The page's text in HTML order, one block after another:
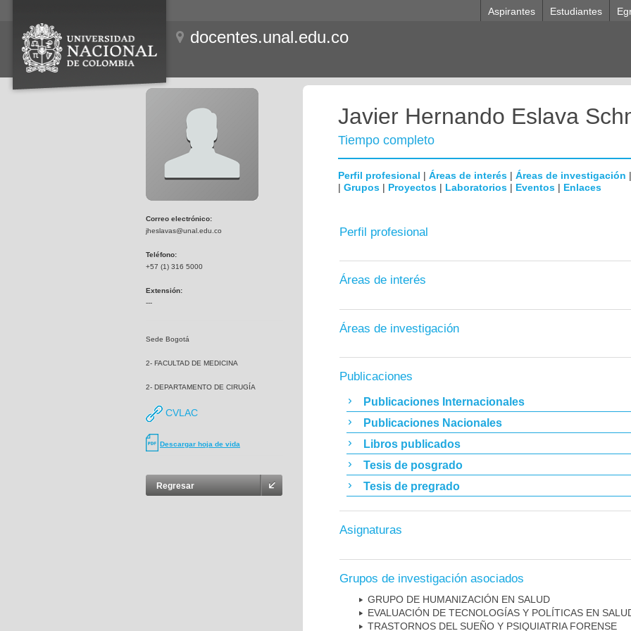
Aspirantes Estudiantes
docentes.unal.edu.co
Correo electrónico:
jheslavas@unal.edu.co
Teléfono:
+57 (1) 316 5000
Extensión:
---
Sede Bogotá
2- FACULTAD DE MEDICINA
2- DEPARTAMENTO DE CIRUGÍA
CVLAC
Descargar hoja de vida
Regresar
Javier Hernando Eslava
Tiempo completo
Perfil profesional | Áreas de interés | Áreas de investigación
| Grupos | Proyectos | Laboratorios | Eventos | Enlaces
Perfil profesional
Áreas de interés
Áreas de investigación
Publicaciones
Publicaciones Internacionales
Publicaciones Nacionales
Libros publicados
Tesis de posgrado
Tesis de pregrado
Asignaturas
Grupos de investigación asociados
GRUPO DE HUMANIZACIÓN EN SALUD
EVALUACIÓN DE TECNOLOGÍAS Y POLÍTICAS EN
TRASTORNOS DEL SUEÑO Y PSIQUIATRIA FORENSE